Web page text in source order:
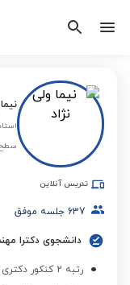
سطح
تدریس آنلاین
637 جلسه موفق
دانشجوی دکترا
رتبه 2 کنکور دکتری تخصصی مهندسی نفت